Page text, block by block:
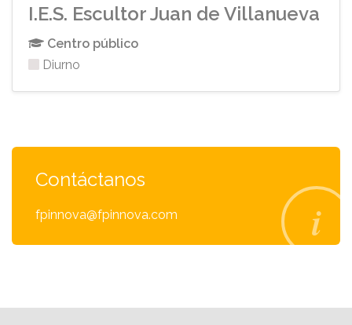
I.E.S. Escultor Juan de Villanueva
Centro público
Diurno
Contáctanos
fpinnova@fpinnova.com